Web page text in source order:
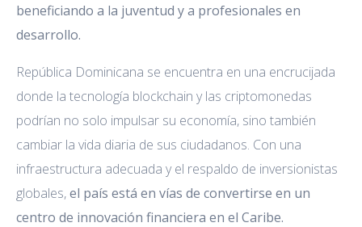
beneficiando a la juventud y a profesionales en
desarrollo.
República Dominicana se encuentra en una encrucijada
donde la tecnología blockchain y las criptomonedas
podrían no solo impulsar su economía, sino también
cambiar la vida diaria de sus ciudadanos. Con una
infraestructura adecuada y el respaldo de inversionistas
globales,el país está en vías de convertirse en un
centro de innovación financiera en el Caribe.